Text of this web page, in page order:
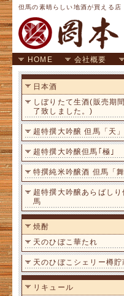
但馬の素晴らしい地酒が買える店
HOME 会社概要
日本酒
しぼりたて生酒(販売期
了致しました。)
超特撰大吟醸 但馬「天」
超特撰大吟醸但馬｢極｣
特撰純米吟醸酒 但馬「舞
超特撰大吟醸あらばしり
馬
焼酎
天のひぼこ華たれ
天のひぼこシェリー樽貯
リキュール